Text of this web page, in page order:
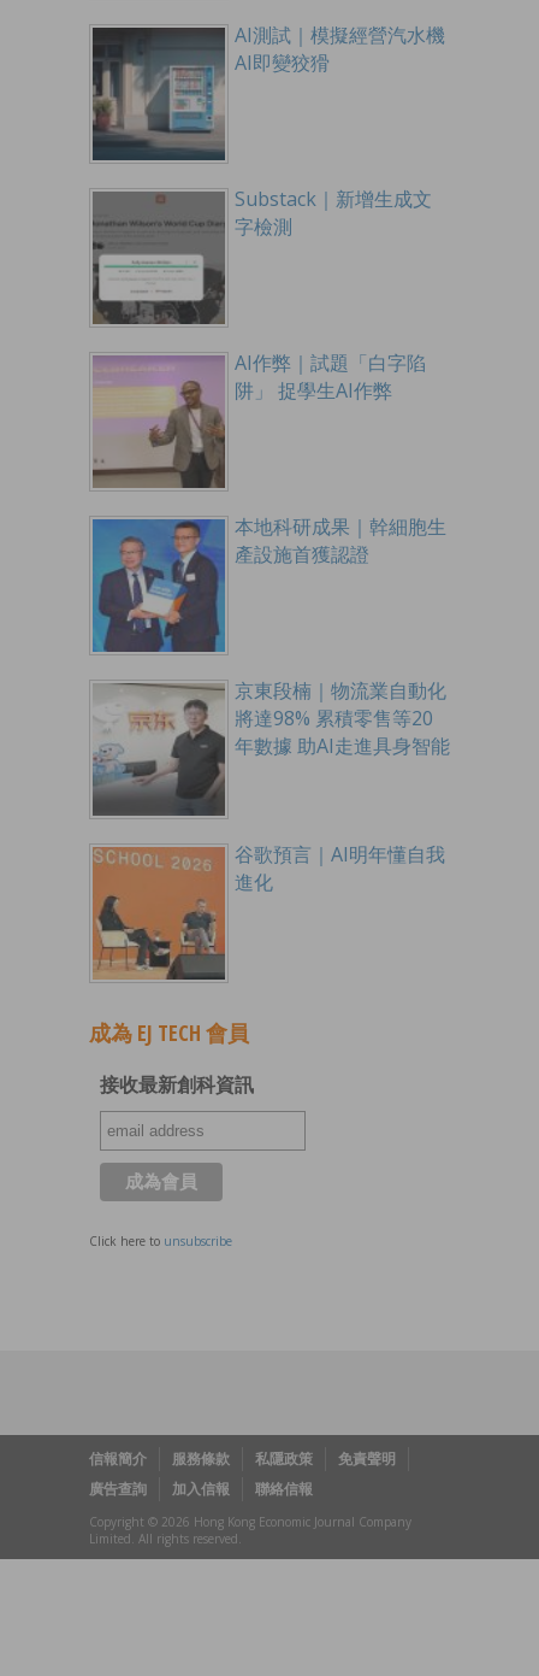
AI測試｜模擬經營汽水機
AI即變狡猾
Substack｜新增生成文
字檢測
AI作弊｜試題「白字陷
阱」 捉學生AI作弊
本地科研成果｜幹細胞生
產設施首獲認證
京東段楠｜物流業自動化
將達98% 累積零售等20
年數據 助AI走進具身智能
谷歌預言｜AI明年懂自我
進化
成為 EJ TECH 會員
接收最新創科資訊
Click here to unsubscribe
信報簡介 服務條款 私隱政策
免責聲明
廣告查詢
加入信報 聯絡信報
Copyright © 2026 Hong Kong Economic Journal Company
Limited. All rights reserved.